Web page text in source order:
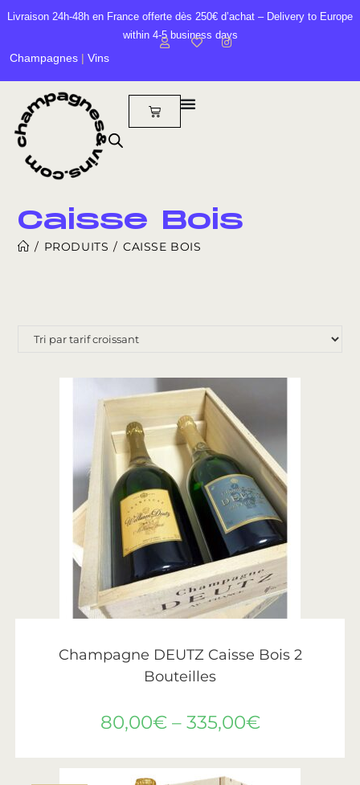
Livraison 24h-48h en France offerte dès 250€ d’achat – Delivery to Europe
within 4-5 business days
Champagnes | Vins
Caisse Bois
/ PRODUITS / CAISSE BOIS
Champagne DEUTZ Caisse Bois 2
Bouteilles
80,00€– 335,00€